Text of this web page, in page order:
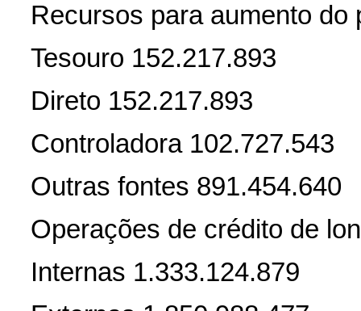
Recursos para aumento do
Tesouro 152.217.893
Direto 152.217.893
Controladora 102.727.543
Outras fontes 891.454.640
Operações de crédito de
Internas 1.333.124.879